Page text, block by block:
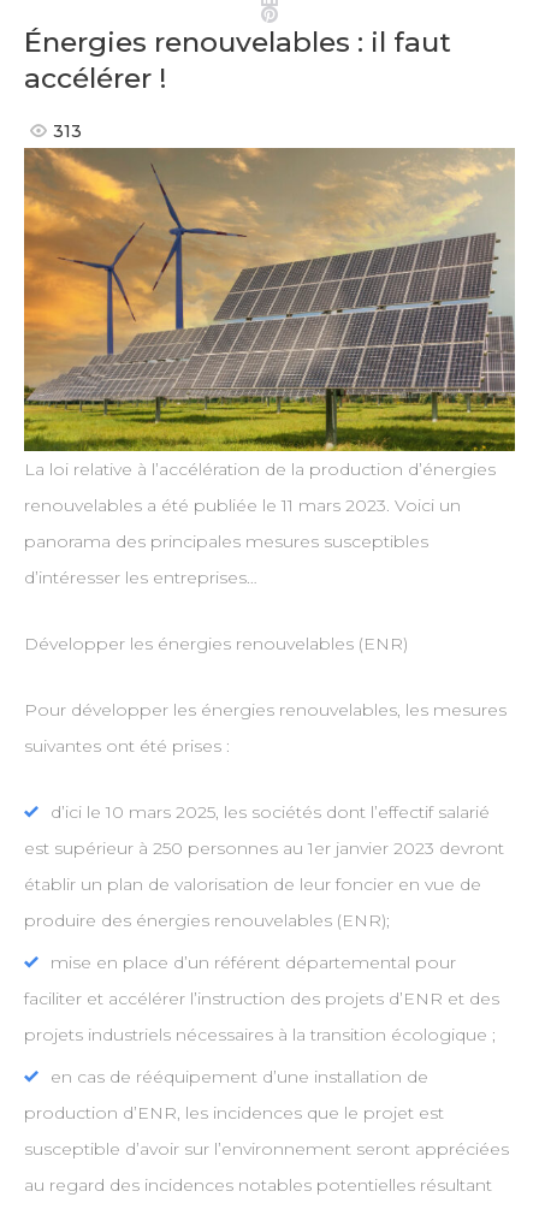
Pinterest
Énergies renouvelables : il faut
accélérer !
313
La loi relative à l’accélération de la production d’énergies
renouvelables a été publiée le 11 mars 2023. Voici un
panorama des principales mesures susceptibles
d’intéresser les entreprises…
Développer les énergies renouvelables (ENR)
Pour développer les énergies renouvelables, les mesures
suivantes ont été prises :
d’ici le 10 mars 2025, les sociétés dont l’effectif salarié
est supérieur à 250 personnes au 1er janvier 2023 devront
établir un plan de valorisation de leur foncier en vue de
produire des énergies renouvelables (ENR);
mise en place d’un référent départemental pour
faciliter et accélérer l’instruction des projets d’ENR et des
projets industriels nécessaires à la transition écologique ;
en cas de rééquipement d’une installation de
production d’ENR, les incidences que le projet est
susceptible d’avoir sur l’environnement seront appréciées
au regard des incidences notables potentielles résultant